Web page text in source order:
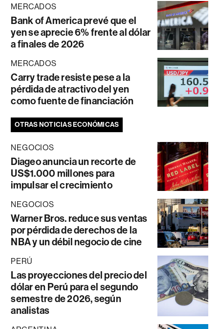
MERCADOS
Bank of America prevé que el
yen se aprecie 6% frente al dólar
a finales de 2026
MERCADOS
Carry trade resiste pese a la
pérdida de atractivo del yen
como fuente de financiación
OTRAS NOTICIAS ECONÓMICAS
NEGOCIOS
Diageo anuncia un recorte de
US$1.000 millones para
impulsar el crecimiento
NEGOCIOS
Warner Bros. reduce sus ventas
por pérdida de derechos de la
NBA y un débil negocio de cine
PERÚ
Las proyecciones del precio del
dólar en Perú para el segundo
semestre de 2026, según
analistas